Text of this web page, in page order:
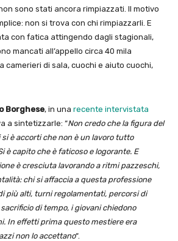
sono stati ancora rimpiazzati. Il motivo
non si trova con chi rimpiazzarli. E
con fatica attingendo dagli stagionali,
mancati all’appello circa 40 mila
camerieri di sala, cuochi e aiuto cuochi,
Borghese, in una recente intervistata
a sintetizzarle: “Non credo che la figura del
è accorti che non è un lavoro tutto
è capito che è faticoso e logorante. E
è cresciuta lavorando a ritmi pazzeschi,
chi si affaccia a questa professione
più alti, turni regolamentati, percorsi di
di tempo, i giovani chiedono
In effetti prima questo mestiere era
non lo accettano“.